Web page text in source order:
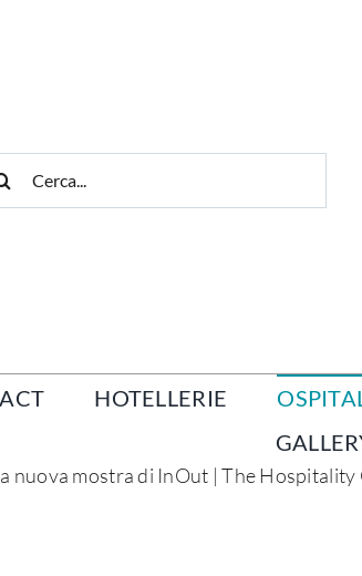
HOTELLERIE
nuova mostra di InOut | The